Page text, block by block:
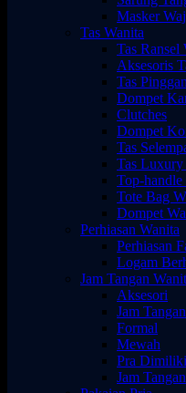
Masker
Tas Wanita
Tas Ransel
Aksesoris
Tas
Dompet
Clutches
Dompet
Tas
Tas Luxury
Top-handle
Tote Bag
Dompet
Perhiasan Wanita
Perhiasan
Logam
Jam Tangan
Aksesori
Jam
Formal
Mewah
Pra Dimiliki
Jam